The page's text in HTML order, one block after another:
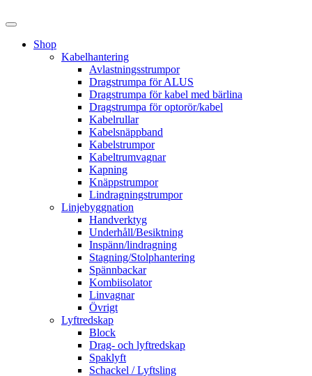
Shop
Kabelhantering
Avlastningsstrumpor
Dragstrumpa för ALUS
Dragstrumpa för kabel med bärlina
Dragstrumpa för optorör/kabel
Kabelrullar
Kabelsnäppband
Kabelstrumpor
Kabeltrumvagnar
Kapning
Knäppstrumpor
Lindragningstrumpor
Linjebyggnation
Handverktyg
Underhåll/Besiktning
Inspänn/lindragning
Stagning/Stolphantering
Spännbackar
Kombiisolator
Linvagnar
Övrigt
Lyftredskap
Block
Drag- och lyftredskap
Spaklyft
Schackel / Lyftsling